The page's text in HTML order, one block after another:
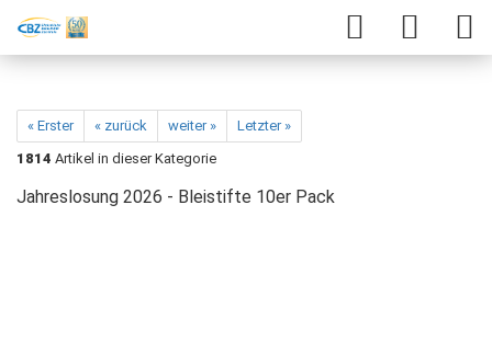
« Erster « zurück weiter »
Letzter »
1814 Artikel in dieser Kategorie
Jahreslosung 2026 - Bleistifte 10er Pack